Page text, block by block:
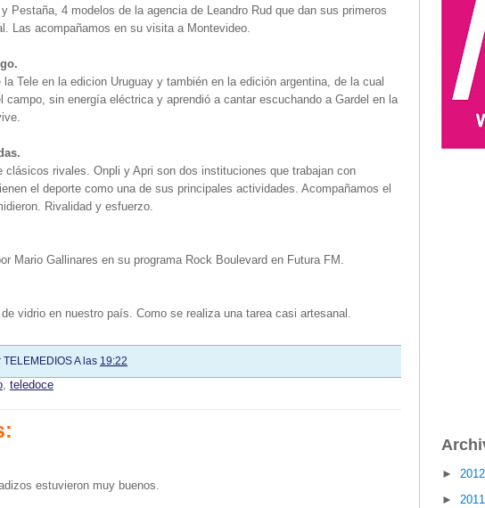
Pestaña, 4 modelos de la agencia de Leandro Rud que dan sus primeros
Las acompañamos en su visita a Montevideo.
Tele en la edicion Uruguay y también en la edición argentina, de la cual
campo, sin energía eléctrica y aprendió a cantar escuchando a Gardel en la
clásicos rivales. Onpli y Apri son dos instituciones que trabajan con
el deporte como una de sus principales actividades. Acompañamos el
Rivalidad y esfuerzo.
Mario Gallinares en su programa Rock Boulevard en Futura FM.
vidrio en nuestro país. Como se realiza una tarea casi artesanal.
TELEMEDIOSA las 19:22
, teledoce
estuvieron muy buenos.
►
►